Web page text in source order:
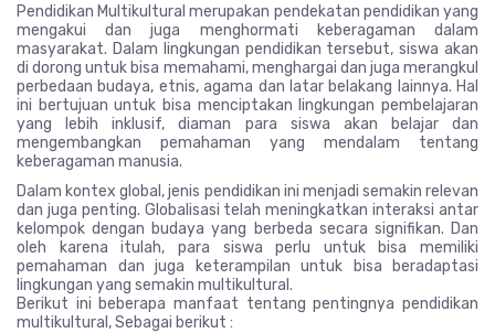
Pendidikan Multikultural merupakan pendekatan pendidikan yang
mengakui dan juga menghormati keberagaman dalam
masyarakat. Dalam lingkungan pendidikan tersebut, siswa akan
di dorong untuk bisa memahami, menghargai dan juga merangkul
perbedaan budaya, etnis, agama dan latar belakang lainnya. Hal
ini bertujuan untuk bisa menciptakan lingkungan pembelajaran
yang lebih inklusif, diaman para siswa akan belajar dan
mengembangkan pemahaman yang mendalam tentang
keberagaman manusia.
Dalam kontex global, jenis pendidikan ini menjadi semakin relevan
dan juga penting. Globalisasi telah meningkatkan interaksi antar
kelompok dengan budaya yang berbeda secara signifikan. Dan
oleh karena itulah, para siswa perlu untuk bisa memiliki
pemahaman dan juga keterampilan untuk bisa beradaptasi
lingkungan yang semakin multikultural.
Berikut ini beberapa manfaat tentang pentingnya pendidikan
multikultural, Sebagai berikut :